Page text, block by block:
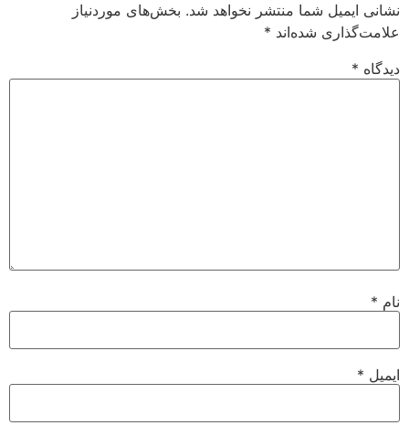
نشانی ایمیل شما منتشر نخواهد شد. بخش‌های موردنیاز
علامت‌گذاری شده‌اند *
دیدگاه *
نام *
ایمیل *